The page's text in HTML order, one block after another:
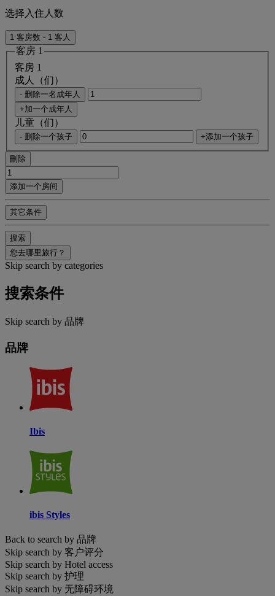
选择入住人数
1 客房数 - 1 客人
客房 1
客房 1
成人（们）
- 删除一名成年人
+加一个成年人
儿童（们）
- 删除一个孩子 +添加一个孩子
刪除
添加一个房间
其它条件
搜索
您去哪里旅行？
Skip search by categories
搜索条件
Skip search by 品牌
品牌
Ibis
ibis Styles
Back to search by 品牌
Skip search by 客户评分
Skip search by Hotel access
Skip search by 护理
Skip search by 无障碍环境